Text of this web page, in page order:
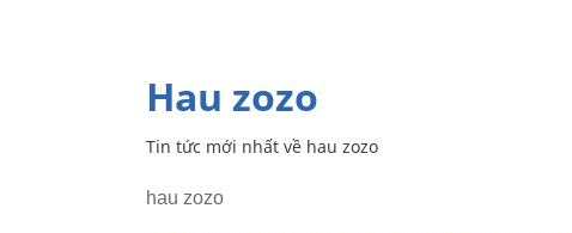
hau zozo
Tin tức mới nhất về hau zozo
hau zozo